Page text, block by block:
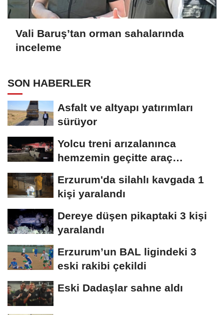
Vali Baruş’tan orman sahalarında
inceleme
SON HABERLER
Asfalt ve altyapı yatırımları
sürüyor
Yolcu treni arızalanınca
hemzemin geçitte araç
Erzurum'da silahlı kavgada 1
kişi yaralandı
Dereye düşen pikaptaki 3 kişi
yaralandı
Erzurum’un BAL ligindeki 3
eski rakibi çekildi
Eski Dadaşlar sahne aldı